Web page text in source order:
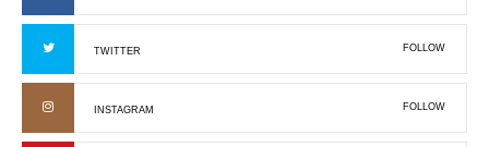
TWITTER FOLLOW
INSTAGRAM FOLLOW